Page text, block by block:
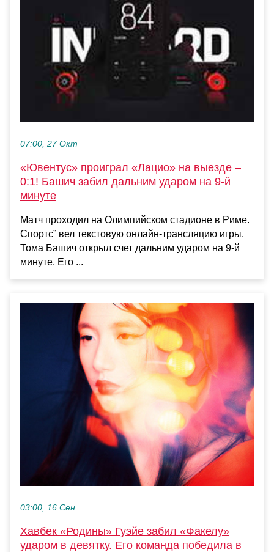
07:00, 27 Окт
«Ювентус» проиграл «Лацио» на выезде –
0:1! Башич забил дальним ударом на 9-й
минуте
Матч проходил на Олимпийском стадионе в Риме.
Спортс” вел текстовую онлайн-трансляцию игры.
Тома Башич открыл счет дальним ударом на 9-й
минуте. Его ...
03:00, 16 Сен
Хавбек «Родины» Гуэйе забил «Факелу»
ударом в девятку. Его команда победила в